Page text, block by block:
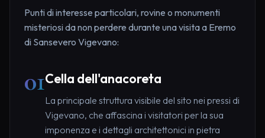
Punti di interesse particolari, rovine o monumenti
misteriosi da non perdere durante una visita a Eremo
di Sansevero Vigevano:
01Cella dell'anacoreta
La principale struttura visibile del sito nei pressi di
Vigevano, che affascina i visitatori per la sua
imponenza e i dettagli architettonici in pietra